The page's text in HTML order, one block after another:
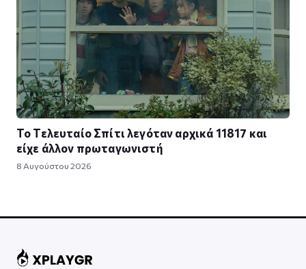
Το Τελευταίο Σπίτι λεγόταν αρχικά 11817 και
είχε άλλον πρωταγωνιστή
8 Αυγούστου 2026